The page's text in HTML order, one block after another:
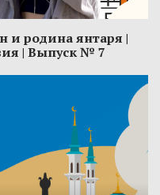
и родина янтаря ​|
| Выпуск № 7